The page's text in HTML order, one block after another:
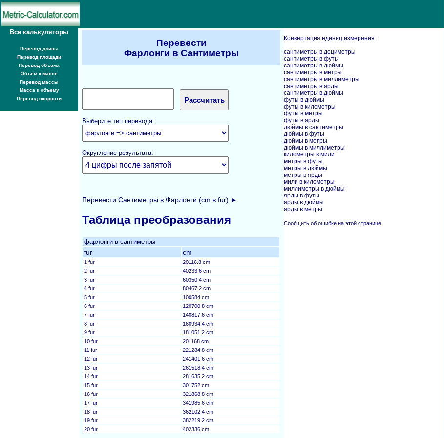
Все калькуляторы
Перевод длины
Перевод площади
Перевод объема
Объем к массе
Перевод массы
Масса к объему
Перевод скорости
Перевести
Фарлонги в Сантиметры
Выберите тип перевода:
Округление результата:
Перевести Сантиметры в Фарлонги (cm в fur) ►
Таблица преобразования
фарлонги в сантиметры
fur cm
1 fur
20116.8 cm
2 fur
40233.6 cm
3 fur
60350.4 cm
4 fur
80467.2 cm
5 fur
100584 cm
6 fur
120700.8 cm
7 fur
140817.6 cm
8 fur
160934.4 cm
9 fur
181051.2 cm
10 fur
201168 cm
11 fur
221284.8 cm
12 fur
241401.6 cm
13 fur
261518.4 cm
14 fur
281635.2 cm
15 fur
301752 cm
16 fur
321868.8 cm
17 fur
341985.6 cm
18 fur
362102.4 cm
19 fur
382219.2 cm
20 fur
402336 cm
Конвертация единиц измерения:
сантиметры в дециметры
сантиметры в футы
сантиметры в дюймы
сантиметры в метры
сантиметры в миллиметры
сантиметры в ярды
сантиметры в дюймы
футы в дюймы
футы в километры
футы в метры
футы в ярды
дюймы в сантиметры
дюймы в футы
дюймы в метры
дюймы в миллиметры
километры в мили
метры в футы
метры в дюймы
метры в ярды
мили в километры
миллиметры в дюймы
ярды в футы
ярды в дюймы
ярды в метры
Сообщить об ошибке на этой странице